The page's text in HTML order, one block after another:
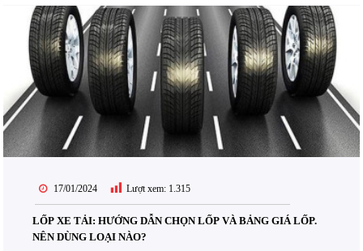
17/01/2024 Lượt xem: 1.315
LỐP XE TẢI: HƯỚNG DẪN CHỌN LỐP VÀ BẢNG GIÁ LỐP.
NÊN DÙNG LOẠI NÀO?